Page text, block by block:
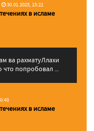
30.01.2025, 15:22
в исламе
что попробовал ...
в исламе